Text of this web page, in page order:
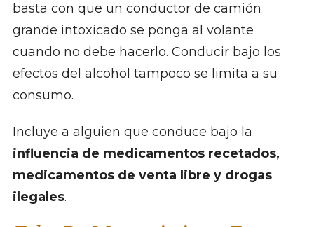
basta con que un conductor de camión
grande intoxicado se ponga al volante
cuando no debe hacerlo. Conducir bajo los
efectos del alcohol tampoco se limita a su
consumo.
Incluye a alguien que conduce bajo la
influencia de medicamentos recetados,
medicamentos de venta libre y drogas
ilegales.